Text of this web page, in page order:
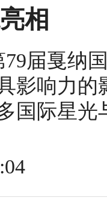
相
79届戛纳
影响力
国际星